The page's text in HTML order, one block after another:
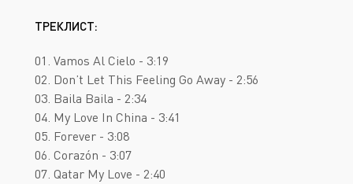
ТРЕКЛИСТ:
01. Vamos Al Cielo - 3:19
02. Don’t Let This Feeling Go Away - 2:56
03. Baila Baila - 2:34
04. My Love In China - 3:41
05. Forever - 3:08
06. Corazón - 3:07
07. Qatar My Love - 2:40